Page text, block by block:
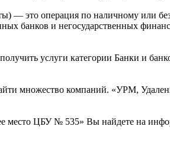
— это операция по наличному или
банков и негосударственных
услуги категории Банки и
множество компаний. «УРМ,
ЦБУ № 535» Вы найдете на